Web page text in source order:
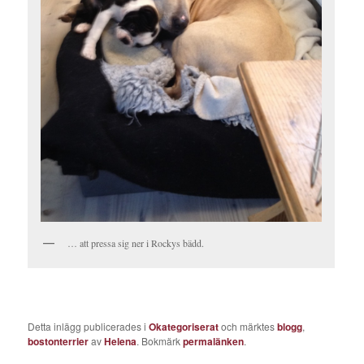
… att pressa sig ner i Rockys bädd.
Detta inlägg publicerades iOkategoriseratoch märktesblogg,
bostonterrieravHelena. Bokmärkpermalänken.